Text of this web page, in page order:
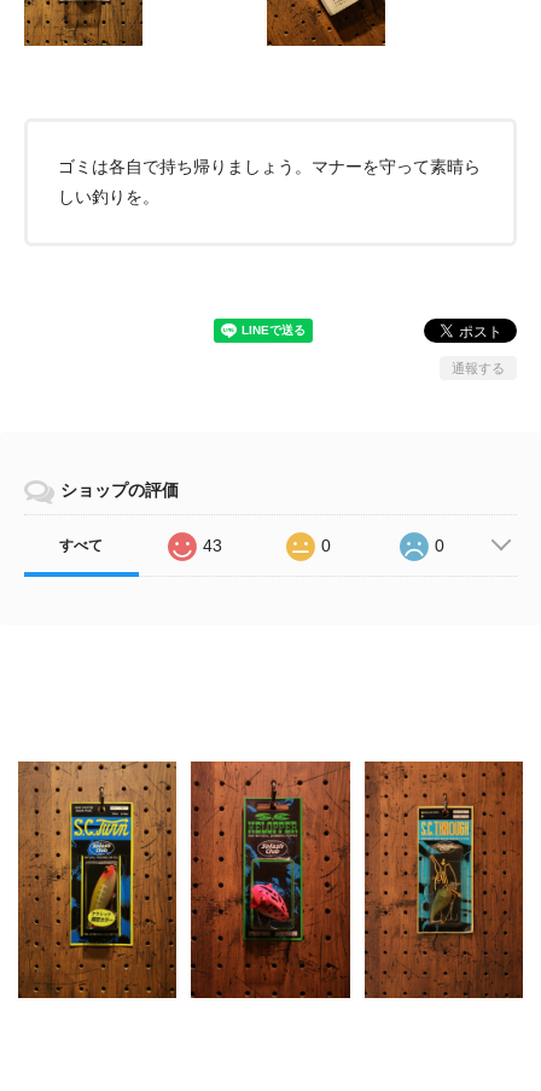
ゴミは各自で持ち帰りましょう。マナーを守って素晴ら
しい釣りを。
通報する
ショップの評価
すべて 43 0 0